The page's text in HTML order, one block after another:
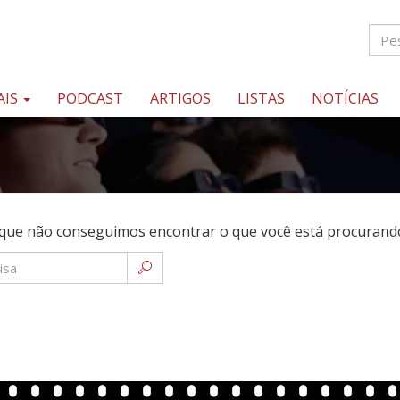
PODCAST ARTIGOS LISTAS NOTÍCIAS
não conseguimos encontrar o que você está